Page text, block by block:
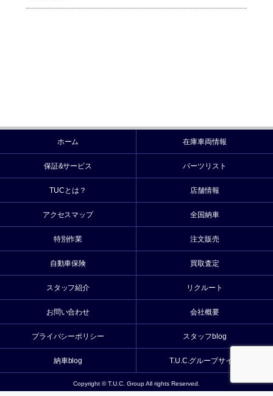
ホーム 在庫車両情報
保証&サービス パーツリスト
TUCとは？ 店舗情報
アクセスマップ 全国納車
特別作業 注文販売
自動車保険 買取査定
スタッフ紹介 リクルート
お問い合わせ 会社概要
プライバシーポリシー スタッフblog
納車blog T.U.C.グループサイト
Copyright © T.U.C. Group All rights Reserved.